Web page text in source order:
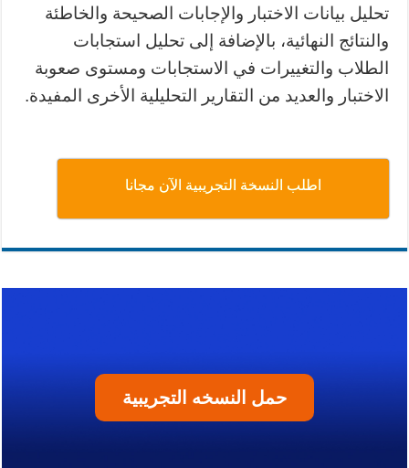
تحليل بيانات الاختبار والإجابات الصحيحة والخاطئة
والنتائج النهائية، بالإضافة إلى تحليل استجابات
الطلاب والتغييرات في الاستجابات ومستوى صعوبة
الاختبار والعديد من التقارير التحليلية الأخرى المفيدة.
اطلب النسخة التجريبية الآن مجانا
حمل النسخه التجريبية